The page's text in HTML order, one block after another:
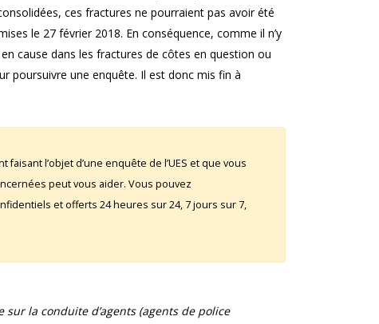
ces fractures ne pourraient pas avoir été
le 27 février 2018. En conséquence, comme il n’y
cause dans les fractures de côtes en question ou
poursuivre une enquête. Il est donc mis fin à
l’objet d’une enquête de l’UES et que vous
peut vous aider. Vous pouvez
et offerts 24 heures sur 24, 7 jours sur 7,
la conduite d’agents (agents de police